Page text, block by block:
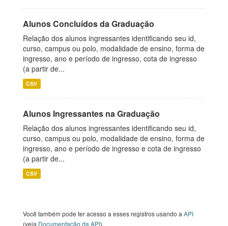
Alunos Concluídos da Graduação
Relação dos alunos ingressantes identificando seu id,
curso, campus ou polo, modalidade de ensino, forma de
ingresso, ano e período de ingresso, cota de ingresso
(a partir de...
CSV
Alunos Ingressantes na Graduação
Relação dos alunos ingressantes identificando seu id,
curso, campus ou polo, modalidade de ensino, forma de
ingresso, ano e período de ingresso e cota de ingresso
(a partir de...
CSV
Você também pode ter acesso a esses registros usando a API
(veja Documentação da API).